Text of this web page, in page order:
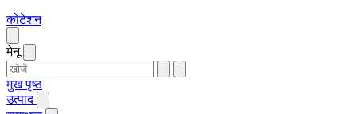
कोटेशन
मेनू
मुख पृष्ठ
उत्पाद